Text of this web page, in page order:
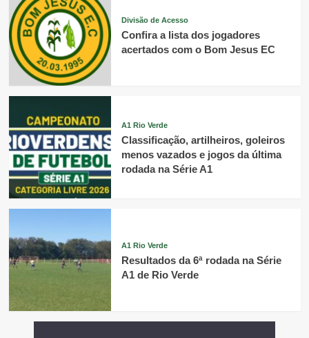
Divisão de Acesso
Confira a lista dos jogadores
acertados com o Bom Jesus EC
A1 Rio Verde
Classificação, artilheiros, goleiros
menos vazados e jogos da última
rodada na Série A1
A1 Rio Verde
Resultados da 6ª rodada na Série
A1 de Rio Verde